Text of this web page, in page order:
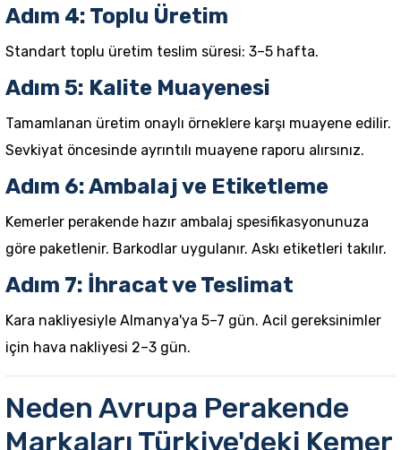
Adım 4: Toplu Üretim
Standart toplu üretim teslim süresi: 3–5 hafta.
Adım 5: Kalite Muayenesi
Tamamlanan üretim onaylı örneklere karşı muayene edilir.
Sevkiyat öncesinde ayrıntılı muayene raporu alırsınız.
Adım 6: Ambalaj ve Etiketleme
Kemerler perakende hazır ambalaj spesifikasyonunuza
göre paketlenir. Barkodlar uygulanır. Askı etiketleri takılır.
Adım 7: İhracat ve Teslimat
Kara nakliyesiyle Almanya'ya 5–7 gün. Acil gereksinimler
için hava nakliyesi 2–3 gün.
Neden Avrupa Perakende
Markaları Türkiye'deki Kemer